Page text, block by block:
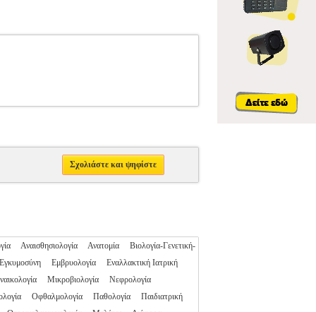
Σχολιάστε και ψηφίστε
Αναισθησιολογία Ανατομία
Βιολογία-Γενετική-
Εγκυμοσύνη Εμβρυολογία
Εναλλακτική Ιατρική
Μικροβιολογία
Νεφρολογία
Οφθαλμολογία Παθολογία
Παιδιατρική